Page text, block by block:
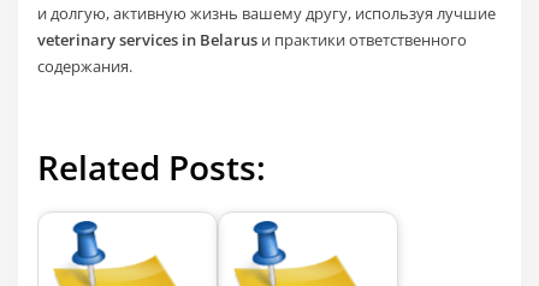
и долгую, активную жизнь вашему другу, используя лучшие
veterinary services in Belarus и практики ответственного
содержания.
Related Posts: